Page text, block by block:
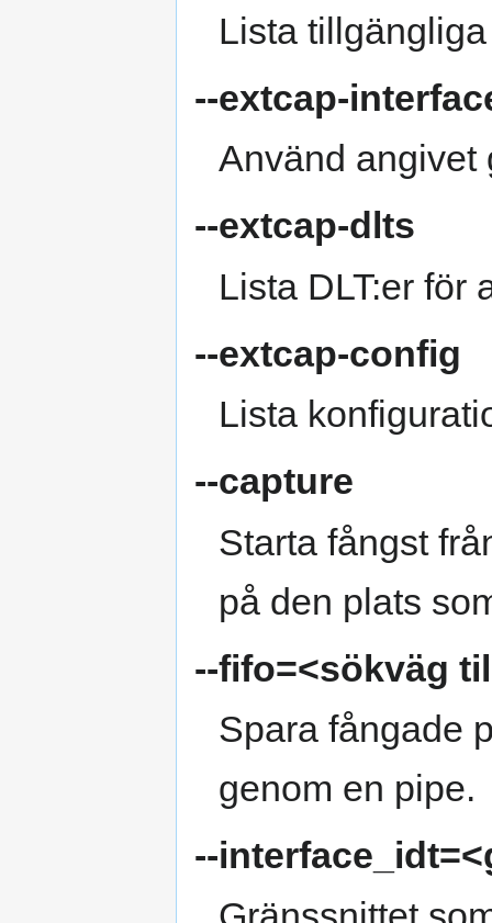
Lista
--extcap-
Använd angivet
--extcap-dlts
Lista DLT:er för
--extcap-config
Lista
--capture
Starta fångst
på den plats
--fifo=<sökväg
Spara fångade
genom en pipe.
--